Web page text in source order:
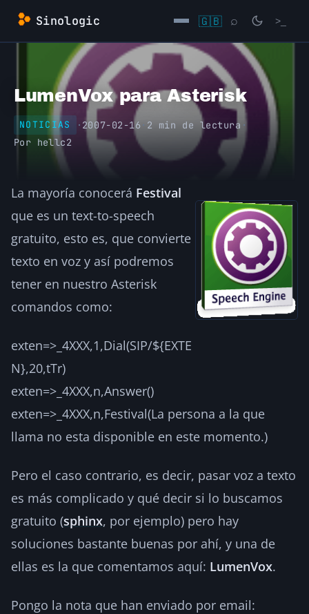
Saltar
contenido
Sinologic 🇬🇧 ⌕ >_
LumenVox para Asterisk
NOTICIAS · 2007-02-16 · 2 min de lectura ·
Por hellc2
La mayoría conocerá Festival
que es un text-to-speech
gratuito, esto es, que convierte
texto en voz y así podremos
tener en nuestro Asterisk
comandos como:
exten=>_4XXX,1,Dial(SIP/${EXTE
N},20,tTr)
exten=>_4XXX,n,Answer()
exten=>_4XXX,n,Festival(La persona a la que
llama no esta disponible en este momento.)
Pero el caso contrario, es decir, pasar voz a texto
es más complicado y qué decir si lo buscamos
gratuito (sphinx, por ejemplo) pero hay
soluciones bastante buenas por ahí, y una de
ellas es la que comentamos aquí: LumenVox.
Pongo la nota que han enviado por email: